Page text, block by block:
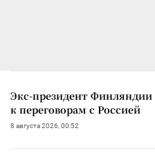
Экс-президент
к переговорам с Россией
8 августа 2026, 00:52